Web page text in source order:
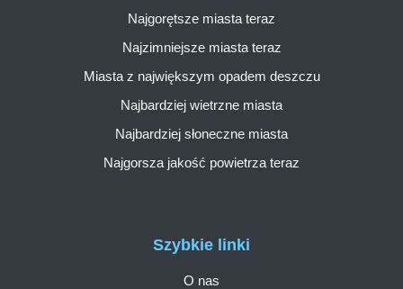
Szybkie linki
O nas
Najgorętsze miasta teraz
Najzimniejsze miasta teraz
Miasta z największym opadem deszczu
Najbardziej wietrzne miasta
Najbardziej słoneczne miasta
Najgorsza jakość powietrza teraz